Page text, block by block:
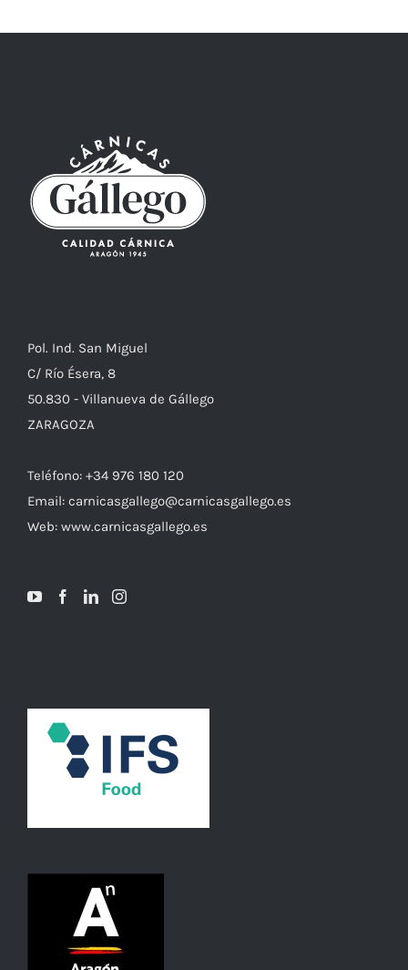
Pol. Ind. San Miguel
C/ Río Ésera, 8
50.830 - Villanueva de Gállego
ZARAGOZA
Teléfono: +34 976 180 120
Email: carnicasgallego@carnicasgallego.es
Web: www.carnicasgallego.es